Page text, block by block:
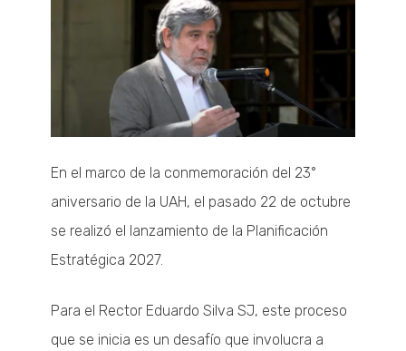
En el marco de la conmemoración del 23°
aniversario de la UAH, el pasado 22 de octubre
se realizó el lanzamiento de la Planificación
Estratégica 2027.
Para el Rector Eduardo Silva SJ, este proceso
que se inicia es un desafío que involucra a